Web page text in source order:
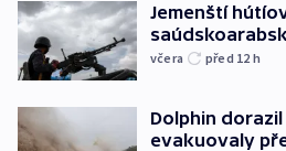
Jemenští
včera před 12 h
Dolphin
evakuovaly